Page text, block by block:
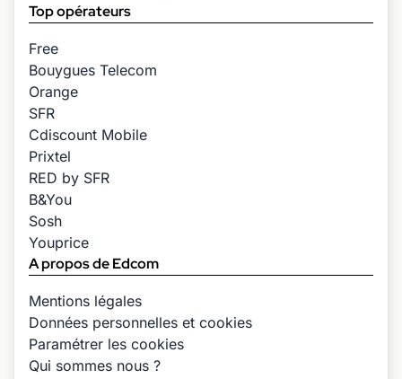
Top opérateurs
Free
Bouygues Telecom
Orange
SFR
Cdiscount Mobile
Prixtel
RED by SFR
B&You
Sosh
Youprice
A propos de Edcom
Mentions légales
Données personnelles et cookies
Paramétrer les cookies
Qui sommes nous ?